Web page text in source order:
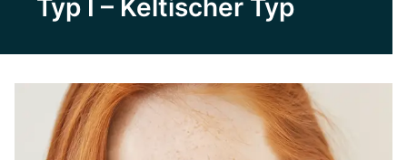
Typ I – Keltischer Typ